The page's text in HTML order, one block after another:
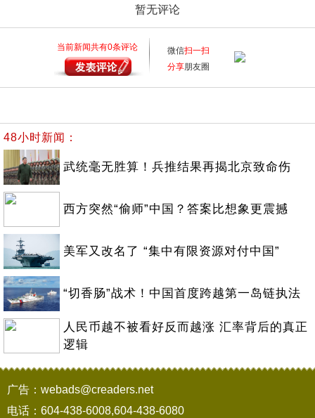
暂无评论
当前新闻共有0条评论 微信扫一扫
分享朋友圈
48小时新闻：
武统毫无胜算！兵推结果再揭北京致命伤
西方突然“偷师”中国？答案比想象更震撼
美军又改名了 “集中有限资源对付中国”
“切香肠”战术！中国首度跨越第一岛链执法
人民币越不被看好反而越涨 汇率背后的真正
逻辑
广告：webads@creaders.net
电话：604-438-6008,604-438-6080